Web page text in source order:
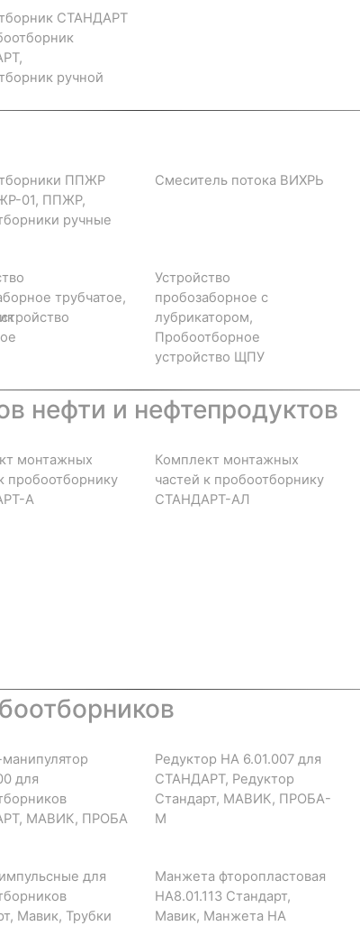
СТАНДАРТ
ручной
ППЖР
01, ППЖР,
ручные
Смеситель потока ВИХРЬ
трубчатое,
Устройство
пробозаборное с
лубрикатором,
Пробоотборное
устройство ЩПУ
нефти и нефтепродуктов
монтажных
пробоотборнику
А
Комплект монтажных
частей к пробоотборнику
СТАНДАРТ-АЛ
для
МАВИК, ПРОБА
Редуктор НА 6.01.007 для
СТАНДАРТ, Редуктор
Стандарт, МАВИК, ПРОБА-
М
для
Мавик, Трубки
Манжета фторопластовая
НА8.01.113 Стандарт,
Мавик, Манжета НА